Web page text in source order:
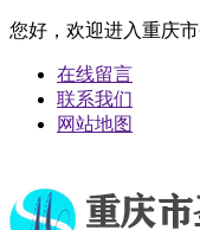
您好，欢迎进入重庆
在线留言
联系我们
网站地图